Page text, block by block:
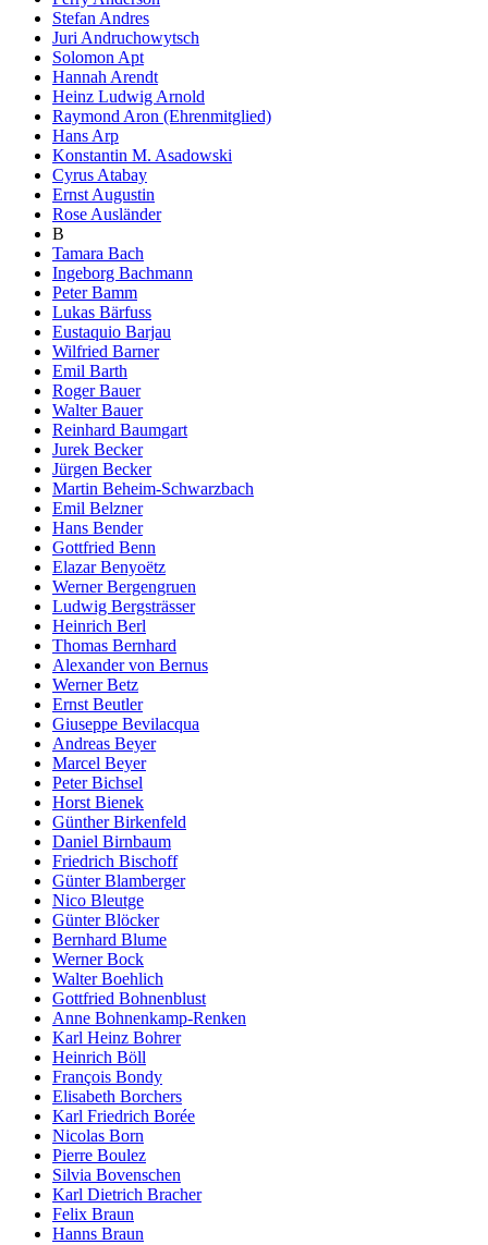
Stefan Andres
Juri Andruchowytsch
Solomon Apt
Hannah Arendt
Heinz Ludwig Arnold
Raymond Aron (Ehrenmitglied)
Hans Arp
Konstantin M. Asadowski
Cyrus Atabay
Ernst Augustin
Rose Ausländer
B
Tamara Bach
Ingeborg Bachmann
Peter Bamm
Lukas Bärfuss
Eustaquio Barjau
Wilfried Barner
Emil Barth
Roger Bauer
Walter Bauer
Reinhard Baumgart
Jurek Becker
Jürgen Becker
Martin Beheim-Schwarzbach
Emil Belzner
Hans Bender
Gottfried Benn
Elazar Benyoëtz
Werner Bergengruen
Ludwig Bergsträsser
Heinrich Berl
Thomas Bernhard
Alexander von Bernus
Werner Betz
Ernst Beutler
Giuseppe Bevilacqua
Andreas Beyer
Marcel Beyer
Peter Bichsel
Horst Bienek
Günther Birkenfeld
Daniel Birnbaum
Friedrich Bischoff
Günter Blamberger
Nico Bleutge
Günter Blöcker
Bernhard Blume
Werner Bock
Walter Boehlich
Gottfried Bohnenblust
Anne Bohnenkamp-Renken
Karl Heinz Bohrer
Heinrich Böll
François Bondy
Elisabeth Borchers
Karl Friedrich Borée
Nicolas Born
Pierre Boulez
Silvia Bovenschen
Karl Dietrich Bracher
Felix Braun
Hanns Braun